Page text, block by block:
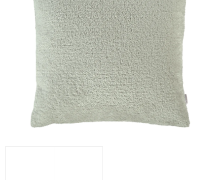
hvězdiček.